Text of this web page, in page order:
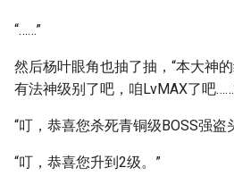
“……”
然后杨叶眼角也抽了抽，“本大神
有法神级别了吧，咱LvMAX了吧
“叮，恭喜您杀死青铜级BOSS强盗
“叮，恭喜您升到2级。”